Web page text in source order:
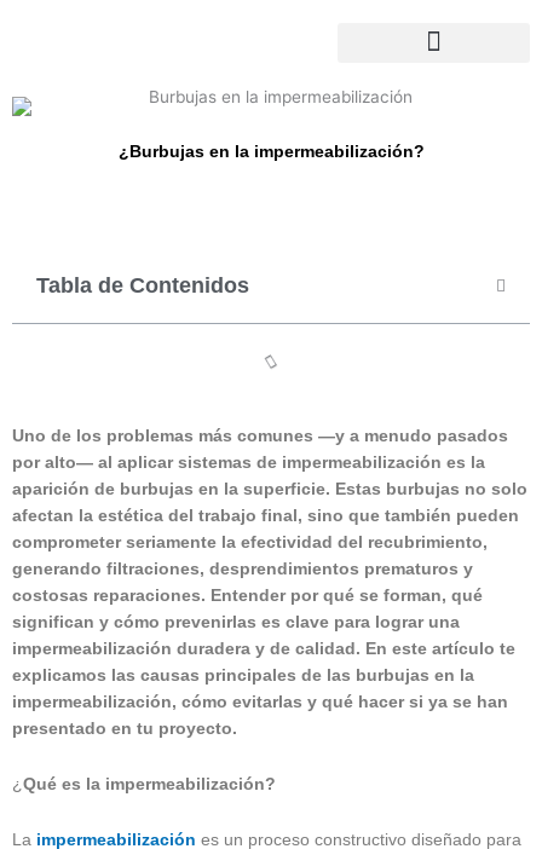
¿Burbujas en la impermeabilización?
Tabla de Contenidos
Uno de los problemas más comunes —y a menudo pasados
por alto— al aplicar sistemas de impermeabilización es la
aparición de burbujas en la superficie. Estas burbujas no solo
afectan la estética del trabajo final, sino que también pueden
comprometer seriamente la efectividad del recubrimiento,
generando filtraciones, desprendimientos prematuros y
costosas reparaciones. Entender por qué se forman, qué
significan y cómo prevenirlas es clave para lograr una
impermeabilización duradera y de calidad. En este artículo te
explicamos las causas principales de las burbujas en la
impermeabilización, cómo evitarlas y qué hacer si ya se han
presentado en tu proyecto.
¿ Qué es la impermeabilización?
La impermeabilización es un proceso constructivo diseñado para